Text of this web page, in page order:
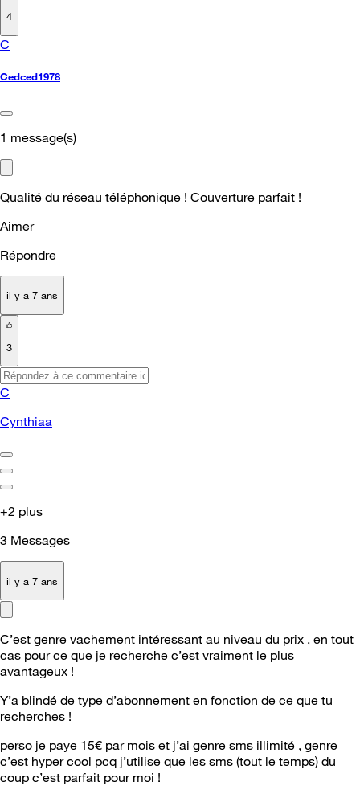
4
C
Cedced1978
1 message(s)
Qualité du réseau téléphonique ! Couverture parfait !
Aimer
Répondre
il y a 7 ans
3
C
Cynthiaa
+2 plus
3 Messages
il y a 7 ans
C’est genre vachement intéressant au niveau du prix , en tout
cas pour ce que je recherche c’est vraiment le plus
avantageux !
Y’a blindé de type d’abonnement en fonction de ce que tu
recherches !
perso je paye 15€ par mois et j’ai genre sms illimité , genre
c’est hyper cool pcq j’utilise que les sms (tout le temps) du
coup c’est parfait pour moi !